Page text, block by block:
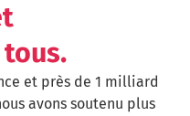
et près de 1 milliard
avons soutenu plus